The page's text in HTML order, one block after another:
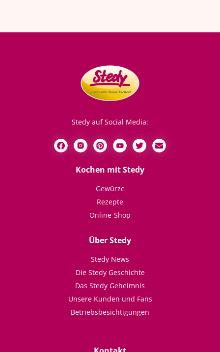
Stedy auf Social Media:
Kochen mit Stedy
Gewürze
Rezepte
Online-Shop
Über Stedy
Stedy News
Die Stedy Geschichte
Das Stedy Geheimnis
Unsere Kunden und Fans
Betriebsbesichtigungen